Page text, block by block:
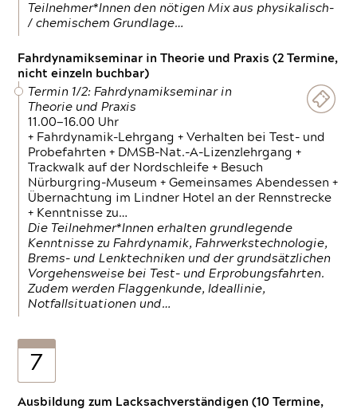
Teilnehmer*Innen den nötigen Mix aus physikalisch-
/ chemischem Grundlage…
Fahrdynamikseminar in Theorie und Praxis (2 Termine,
nicht einzeln buchbar)
Termin 1/2: Fahrdynamikseminar in
Theorie und Praxis
11.00—16.00 Uhr
+ Fahrdynamik-Lehrgang + Verhalten bei Test- und
Probefahrten + DMSB-Nat.-A-Lizenzlehrgang +
Trackwalk auf der Nordschleife + Besuch
Nürburgring-Museum + Gemeinsames Abendessen +
Übernachtung im Lindner Hotel an der Rennstrecke
+ Kenntnisse zu…
Die Teilnehmer*Innen erhalten grundlegende
Kenntnisse zu Fahrdynamik, Fahrwerkstechnologie,
Brems- und Lenktechniken und der grundsätzlichen
Vorgehensweise bei Test- und Erprobungsfahrten.
Zudem werden Flaggenkunde, Ideallinie,
Notfallsituationen und…
7
Ausbildung zum Lacksachverständigen (10 Termine,